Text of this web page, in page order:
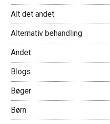
Alt det andet
Alternativ behandling
Andet
Blogs
Bøger
Børn